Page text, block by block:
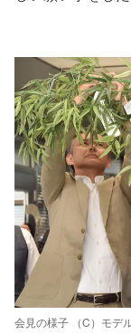
会見の様子 （C）モデ